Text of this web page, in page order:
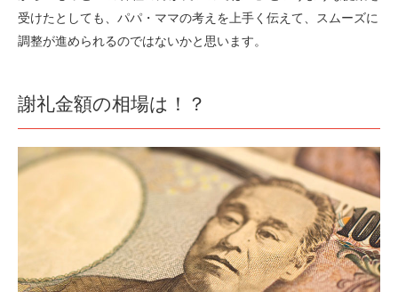
受けたとしても、パパ・ママの考えを上手く伝えて、スムーズに
調整が進められるのではないかと思います。
謝礼金額の相場は！？